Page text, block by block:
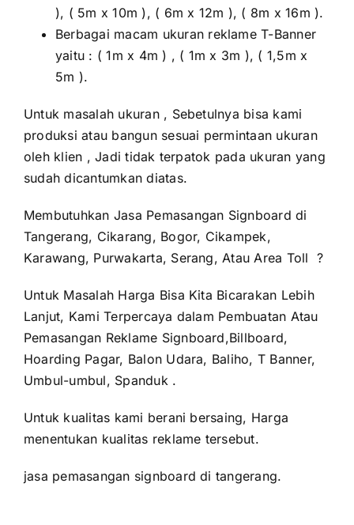
), ( 5m x 10m ), ( 6m x 12m ), ( 8m x 16m ).
Berbagai macam ukuran reklame T-Banner
yaitu : ( 1m x 4m ) , ( 1m x 3m ), ( 1,5m x
5m ).
Untuk masalah ukuran , Sebetulnya bisa kami
produksi atau bangun sesuai permintaan ukuran
oleh klien , Jadi tidak terpatok pada ukuran yang
sudah dicantumkan diatas.
Membutuhkan Jasa Pemasangan Signboard di
Tangerang, Cikarang, Bogor, Cikampek,
Karawang, Purwakarta, Serang, Atau Area Toll ?
Untuk Masalah Harga Bisa Kita Bicarakan Lebih
Lanjut, Kami Terpercaya dalam Pembuatan Atau
Pemasangan Reklame Signboard,Billboard,
Hoarding Pagar, Balon Udara, Baliho, T Banner,
Umbul-umbul, Spanduk .
Untuk kualitas kami berani bersaing, Harga
menentukan kualitas reklame tersebut.
jasa pemasangan signboard di tangerang.